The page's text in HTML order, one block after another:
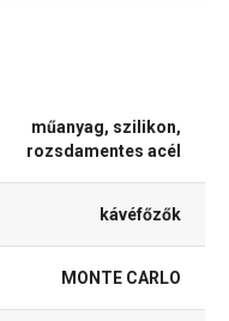
műanyag, szilikon,
rozsdamentes acél
kávéfőzők
MONTE CARLO